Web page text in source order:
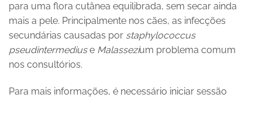
para uma flora cutânea equilibrada, sem secar ainda
mais a pele. Principalmente nos cães, as infecções
secundárias causadas por staphylococcus
pseudintermediuse Malassezium problema comum
nos consultórios.
Para mais informações, é necessário iniciar sessão